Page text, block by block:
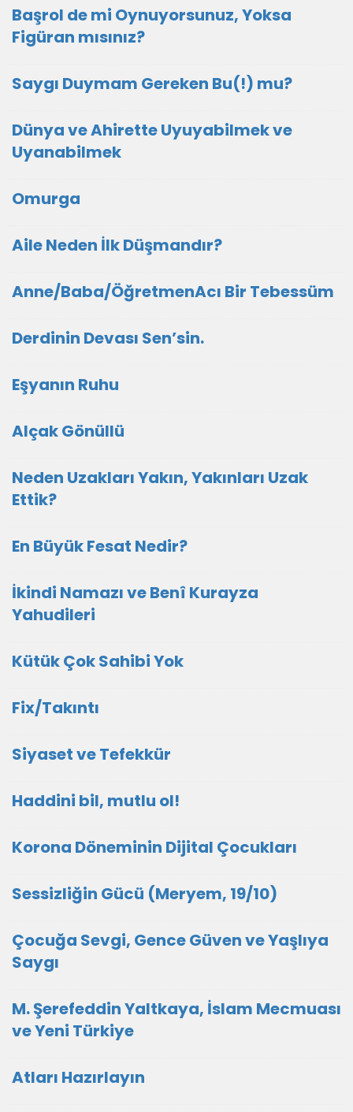
Başrol de mi Oynuyorsunuz, Yoksa
Figüran mısınız?
Saygı Duymam Gereken Bu(!) mu?
Dünya ve Ahirette Uyuyabilmek ve
Uyanabilmek
Omurga
Aile Neden İlk Düşmandır?
Anne/Baba/ÖğretmenAcı Bir Tebessüm
Derdinin Devası Sen’sin.
Eşyanın Ruhu
Alçak Gönüllü
Neden Uzakları Yakın, Yakınları Uzak
Ettik?
En Büyük Fesat Nedir?
İkindi Namazı ve Benî Kurayza
Yahudileri
Kütük Çok Sahibi Yok
Fix/Takıntı
Siyaset ve Tefekkür
Haddini bil, mutlu ol!
Korona Döneminin Dijital Çocukları
Sessizliğin Gücü (Meryem, 19/10)
Çocuğa Sevgi, Gence Güven ve Yaşlıya
Saygı
M. Şerefeddin Yaltkaya, İslam Mecmuası
ve Yeni Türkiye
Atları Hazırlayın